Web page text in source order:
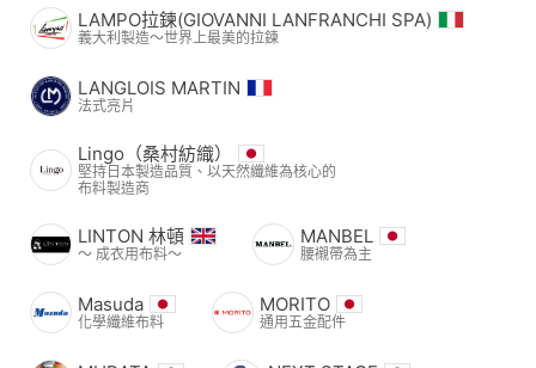
LAMPO拉鍊(GIOVANNI LANFRANCHI SPA)
義大利製造～世界上最美的拉鍊
LANGLOIS MARTIN
法式亮片
Lingo（桑村紡織）
堅持日本製造品質、以天然纖維為核心的
布料製造商
LINTON 林頓
〜 成衣用布料〜
MANBEL
腰襯帶為主
Masuda
化學纖維布料
MORITO
通用五金配件